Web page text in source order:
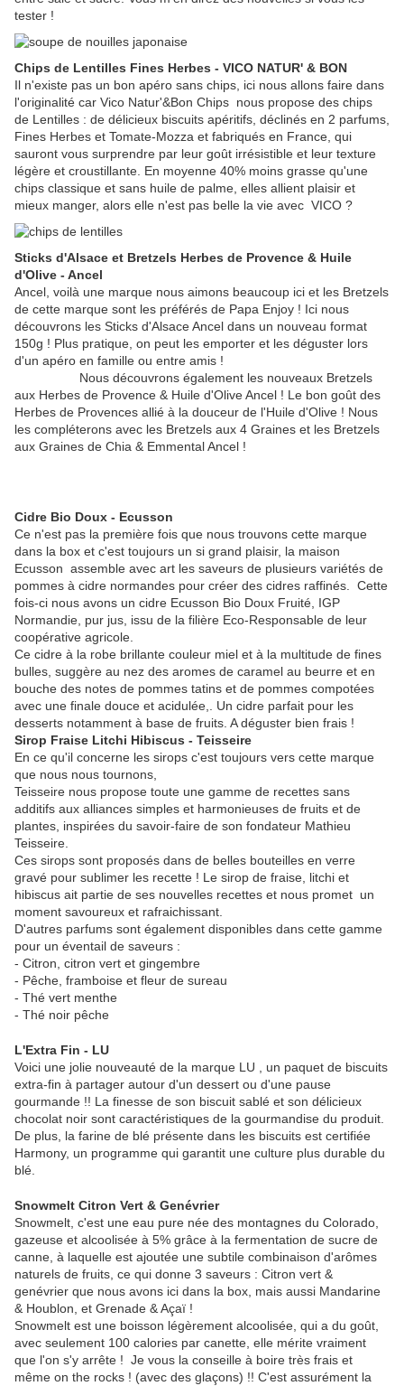
tester !
Chips de Lentilles Fines Herbes - VICO NATUR' & BON
Il n'existe pas un bon apéro sans chips, ici nous allons faire dans
l'originalité car Vico Natur'&Bon Chips nous propose des chips
de Lentilles : de délicieux biscuits apéritifs, déclinés en 2 parfums,
Fines Herbes et Tomate-Mozza et fabriqués en France, qui
sauront vous surprendre par leur goût irrésistible et leur texture
légère et croustillante. En moyenne 40% moins grasse qu'une
chips classique et sans huile de palme, elles allient plaisir et
mieux manger, alors elle n'est pas belle la vie avec VICO ?
Sticks d'Alsace et Bretzels Herbes de Provence & Huile
d'Olive - Ancel
Ancel, voilà une marque nous aimons beaucoup ici et les Bretzels
de cette marque sont les préférés de Papa Enjoy ! Ici nous
découvrons les Sticks d'Alsace Ancel dans un nouveau format
150g ! Plus pratique, on peut les emporter et les déguster lors
d'un apéro en famille ou entre amis !
Nous découvrons également les nouveaux Bretzels
aux Herbes de Provence & Huile d'Olive Ancel ! Le bon goût des
Herbes de Provences allié à la douceur de l'Huile d'Olive ! Nous
les compléterons avec les Bretzels aux 4 Graines et les Bretzels
aux Graines de Chia & Emmental Ancel !
Cidre Bio Doux - Ecusson
Ce n'est pas la première fois que nous trouvons cette marque
dans la box et c'est toujours un si grand plaisir, la maison
Ecusson assemble avec art les saveurs de plusieurs variétés de
pommes à cidre normandes pour créer des cidres raffinés. Cette
fois-ci nous avons un cidre Ecusson Bio Doux Fruité, IGP
Normandie, pur jus, issu de la filière Eco-Responsable de leur
coopérative agricole.
Ce cidre à la robe brillante couleur miel et à la multitude de fines
bulles, suggère au nez des aromes de caramel au beurre et en
bouche des notes de pommes tatins et de pommes compotées
avec une finale douce et acidulée,. Un cidre parfait pour les
desserts notamment à base de fruits. A déguster bien frais !
Sirop Fraise Litchi Hibiscus - Teisseire
En ce qu'il concerne les sirops c'est toujours vers cette marque
que nous nous tournons,
Teisseire nous propose toute une gamme de recettes sans
additifs aux alliances simples et harmonieuses de fruits et de
plantes, inspirées du savoir-faire de son fondateur Mathieu
Teisseire.
Ces sirops sont proposés dans de belles bouteilles en verre
gravé pour sublimer les recette ! Le sirop de fraise, litchi et
hibiscus ait partie de ses nouvelles recettes et nous promet un
moment savoureux et rafraichissant.
D'autres parfums sont également disponibles dans cette gamme
pour un éventail de saveurs :
- Citron, citron vert et gingembre
- Pêche, framboise et fleur de sureau
- Thé vert menthe
- Thé noir pêche
L'Extra Fin - LU
Voici une jolie nouveauté de la marque LU , un paquet de biscuits
extra-fin à partager autour d'un dessert ou d'une pause
gourmande !! La finesse de son biscuit sablé et son délicieux
chocolat noir sont caractéristiques de la gourmandise du produit.
De plus, la farine de blé présente dans les biscuits est certifiée
Harmony, un programme qui garantit une culture plus durable du
blé.
Snowmelt Citron Vert & Genévrier
Snowmelt, c'est une eau pure née des montagnes du Colorado,
gazeuse et alcoolisée à 5% grâce à la fermentation de sucre de
canne, à laquelle est ajoutée une subtile combinaison d'arômes
naturels de fruits, ce qui donne 3 saveurs : Citron vert &
genévrier que nous avons ici dans la box, mais aussi Mandarine
& Houblon, et Grenade & Açaï !
Snowmelt est une boisson légèrement alcoolisée, qui a du goût,
avec seulement 100 calories par canette, elle mérite vraiment
que l'on s'y arrête ! Je vous la conseille à boire très frais et
même on the rocks ! (avec des glaçons) !! C'est assurément la